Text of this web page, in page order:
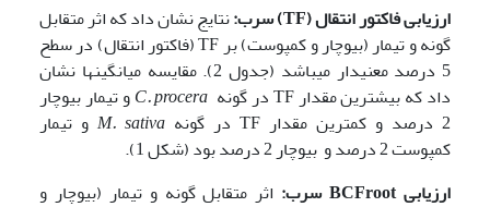
ارزیابی فاکتور انتقال(
TF
)سرب:نتایج نشان داد که اثر متقابل
گونه و تیمار (بیوچار و کمپوست) بر TF (فاکتور انتقال) در سطح
5 درصد معنی­دار می­باشد (جدول 2). مقایسه میانگین­ها نشان
داد که بیشترین مقدار TF در گونه
C.procera
و تیمار بیوچار
2 درصد و کمترین مقدار TF در گونه
M. sativa و تیمار
کمپوست 2 درصد و بیوچار 2 درصد بود (شکل 1).
ارزیابیBCFrootسرب: اثر متقابل گونه و تیمار (بیوچار و